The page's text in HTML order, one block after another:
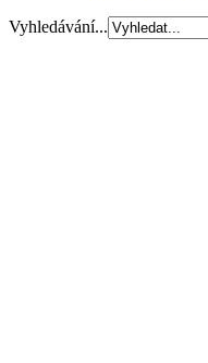
Vyhledávání...